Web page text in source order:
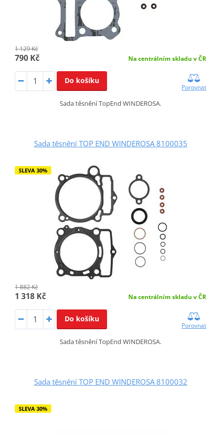
1 129 Kč
790 Kč Na centrálním skladu v ČR
Do košíku
Porovnat
Sada těsnění TopEnd WINDEROSA.
Sada těsnění TOP END WINDEROSA 8100035
SLEVA 30%
1 882 Kč
1 318 Kč Na centrálním skladu v ČR
Do košíku
Porovnat
Sada těsnění TopEnd WINDEROSA.
Sada těsnění TOP END WINDEROSA 8100032
SLEVA 30%